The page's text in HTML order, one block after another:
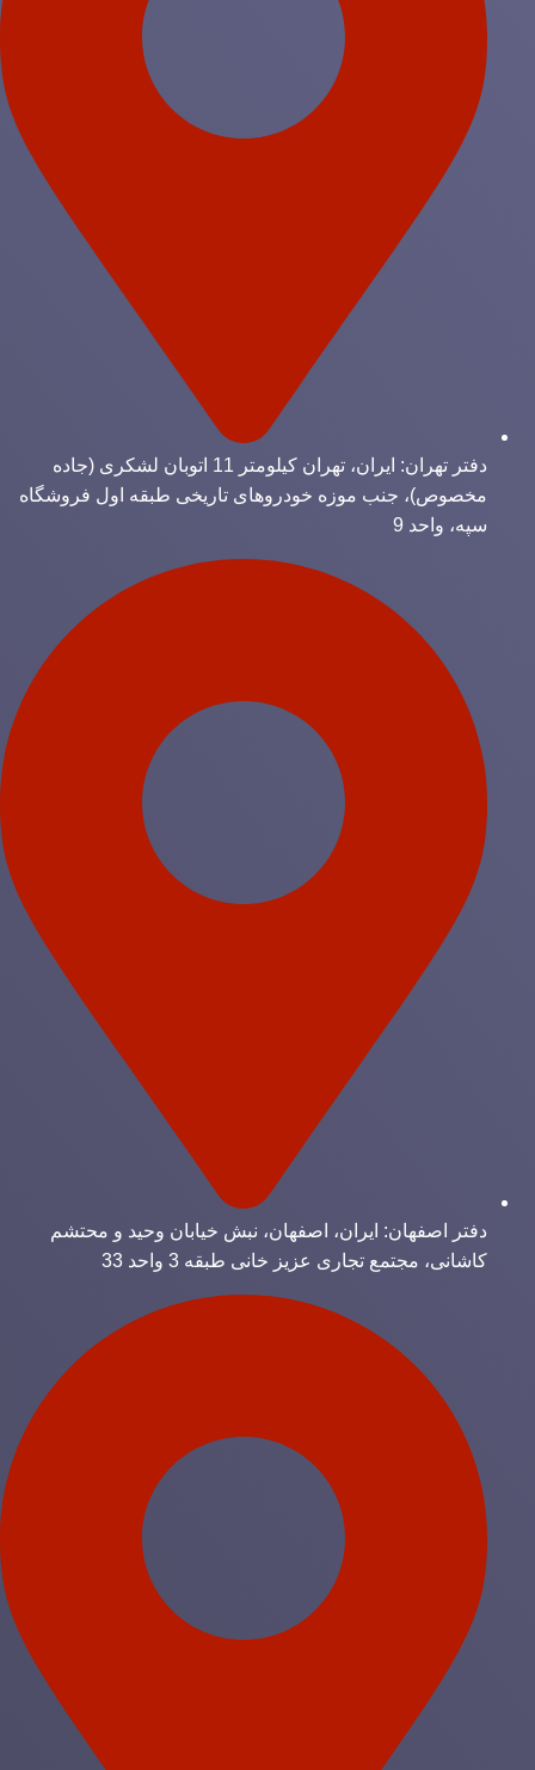
دفتر تهران: ایران، تهران کیلومتر 11 اتوبان لشکری (جاده
مخصوص)، جنب موزه خودروهای تاریخی طبقه اول فروشگاه
سپه، واحد 9
دفتر اصفهان: ایران، اصفهان، نبش خیابان وحید و محتشم
کاشانی، مجتمع تجاری عزیز خانی طبقه 3 واحد 33